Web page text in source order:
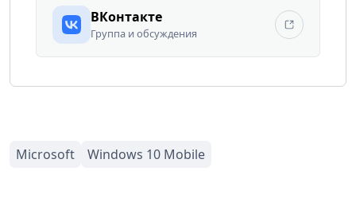
ВКонтакте
Группа и обсуждения